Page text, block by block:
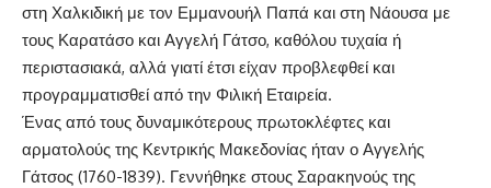
στη Χαλκιδική με τον Εμμανουήλ Παπά και στη Νάουσα με
τους Καρατάσο και Αγγελή Γάτσο, καθόλου τυχαία ή
περιστασιακά, αλλά γιατί έτσι είχαν προβλεφθεί και
προγραμματισθεί από την Φιλική Εταιρεία.
Ένας από τους δυναμικότερους πρωτοκλέφτες και
αρματολούς της Κεντρικής Μακεδονίας ήταν ο Αγγελής
Γάτσος (1760-1839). Γεννήθηκε στους Σαρακηνούς της